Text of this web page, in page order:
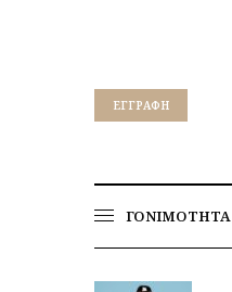
EΓΓΡΑΦΉ
ΓΟΝΙΜΟΤΗΤΑ